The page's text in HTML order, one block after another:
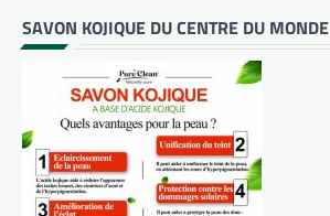
SAVON KOJIQUE DU CENTRE DU MONDE